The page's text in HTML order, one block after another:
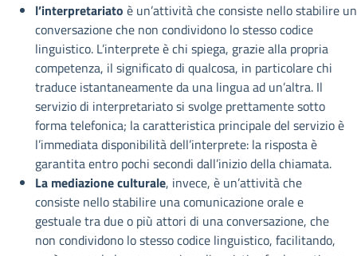
l’interpretariato è un’attività che consiste nello stabilire
conversazione che non condividono lo stesso codice
linguistico. L’interprete è chi spiega, grazie alla propria
competenza, il significato di qualcosa, in particolare chi
traduce istantaneamente da una lingua ad un’altra. Il
servizio di interpretariato si svolge prettamente sotto
forma telefonica; la caratteristica principale del servizio è
l’immediata disponibilità dell’interprete: la risposta è
garantita entro pochi secondi dall’inizio della chiamata.
La mediazione culturale, invece, è un’attività che
consiste nello stabilire una comunicazione orale e
gestuale tra due o più attori di una conversazione, che
non condividono lo stesso codice linguistico, facilitando,